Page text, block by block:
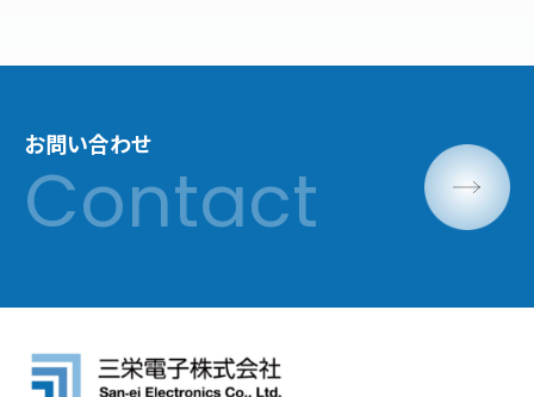
お問い合わせ